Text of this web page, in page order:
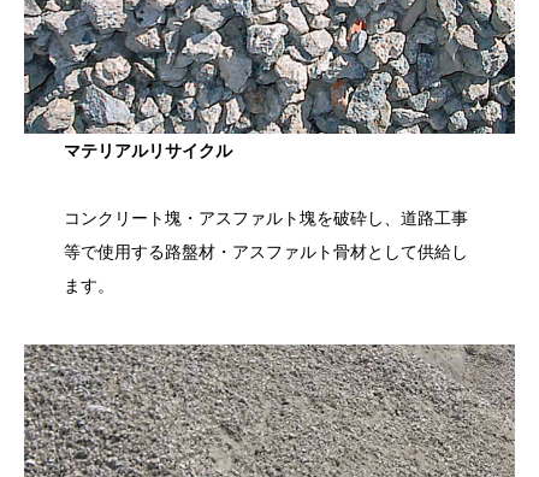
マテリアルリサイクル
コンクリート塊・アスファルト塊を破砕し、道路工事
等で使用する路盤材・アスファルト骨材として供給し
ます。